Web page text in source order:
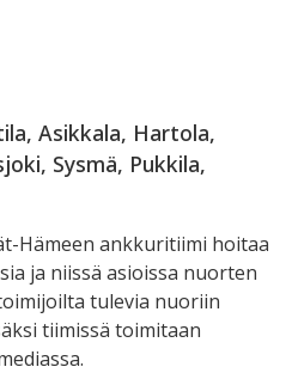
Asikkala, Hartola,
Sysmä, Pukkila,
Hämeen ankkuritiimi hoitaa
ja niissä asioissa nuorten
tulevia nuoriin
tiimissä toimitaan